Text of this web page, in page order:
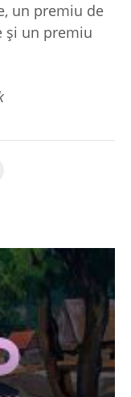
un premiu de
și un premiu